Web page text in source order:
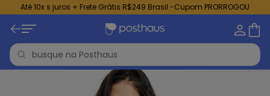
Até 10x s juros + Frete Grátis R$249 Brasil -Cupom PRORROGOU